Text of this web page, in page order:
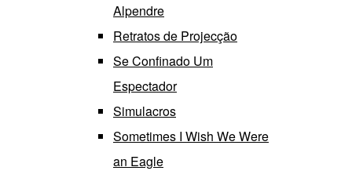
Alpendre
Retratos de Projecção
Se Confinado Um
Espectador
Simulacros
Sometimes I Wish We Were
an Eagle